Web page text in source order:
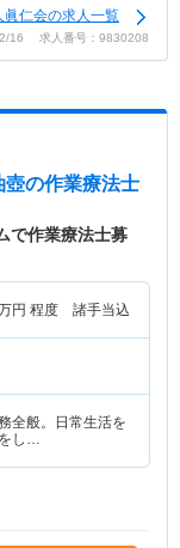
眞仁会の求人一覧
16 求人番号：9830208
壺の作業療法士
で作業療法士募
円 程度 諸手当込
全般。日常生活を
し…